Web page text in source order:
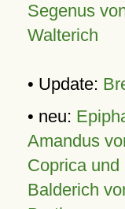
Segenus
Walterich
• Update:
• neu:
Amandus
Coprica und
Balderich